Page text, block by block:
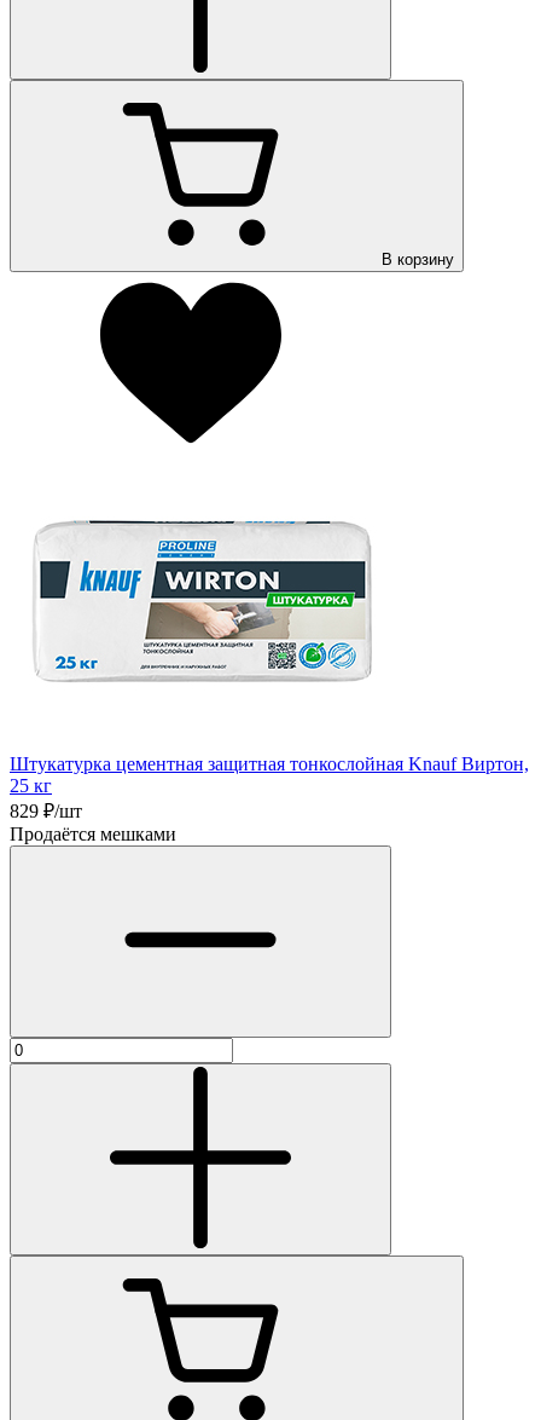
В корзину
Штукатурка цементная защитная тонкослойная Knauf Виртон,
25 кг
829 ₽/шт
Продаётся мешками